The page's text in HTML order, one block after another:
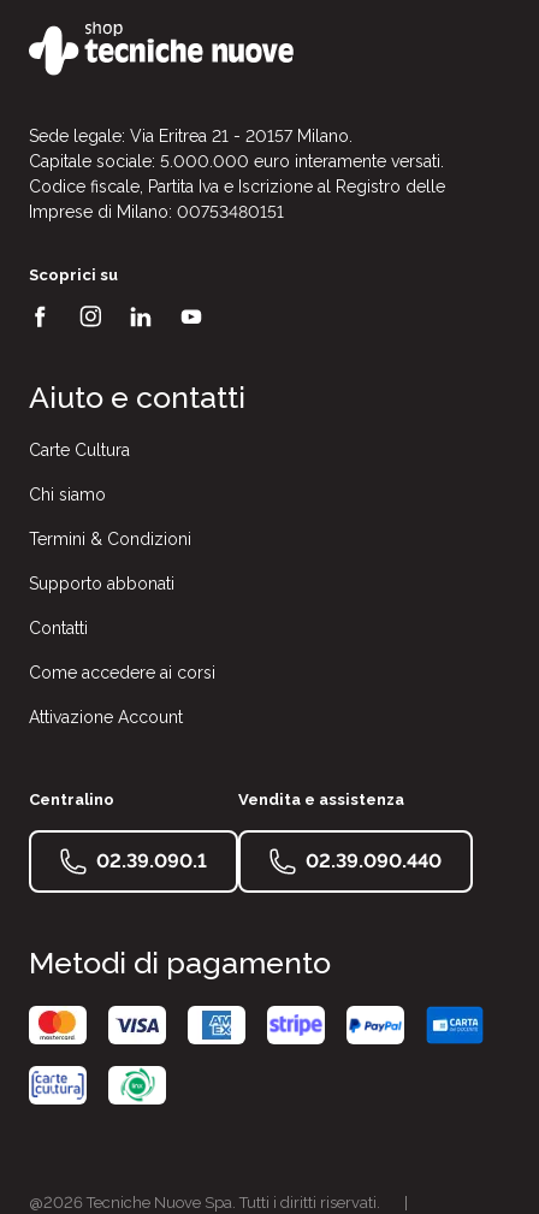
Sede legale: Via Eritrea 21 - 20157 Milano.
Capitale sociale: 5.000.000 euro interamente versati.
Codice fiscale, Partita Iva e Iscrizione al Registro delle
Imprese di Milano: 00753480151
Scoprici su
Aiuto e contatti
Carte Cultura
Chi siamo
Termini & Condizioni
Supporto abbonati
Contatti
Come accedere ai corsi
Attivazione Account
Centralino
02.39.090.1
Vendita e assistenza
02.39.090.440
Metodi di pagamento
@2026 Tecniche Nuove Spa. Tutti i diritti riservati.